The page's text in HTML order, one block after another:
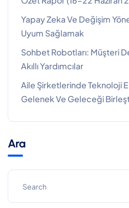
Yapay Zeka Ve Değişim
Uyum Sağlamak
Sohbet Robotları: Müşteri
Akıllı Yardımcılar
Aile Şirketlerinde Teknoloji
Gelenek Ve Geleceği
Ara